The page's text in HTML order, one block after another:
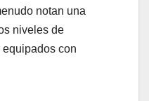
notan una
niveles de
con